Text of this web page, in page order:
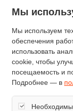
Характеристики
Бренд
Мы
Мы используем
обеспечения
использовать
cookie, чтобы
посещаемость и
Подробнее — в